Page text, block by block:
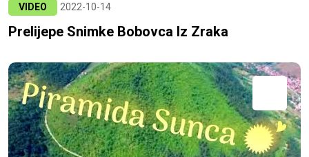
VIDEO 2022-10-14
Prelijepe Snimke Bobovca Iz Zraka